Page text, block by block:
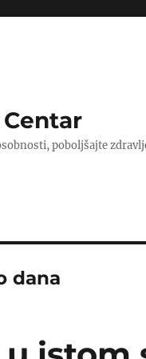
poboljšajte
dana